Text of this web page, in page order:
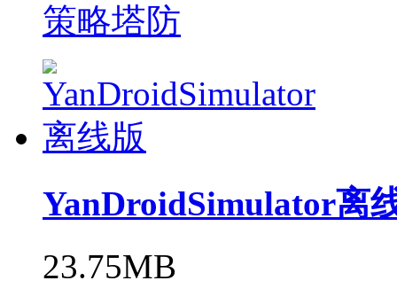
策略塔防
YanDroidSimulator离
23.75MB